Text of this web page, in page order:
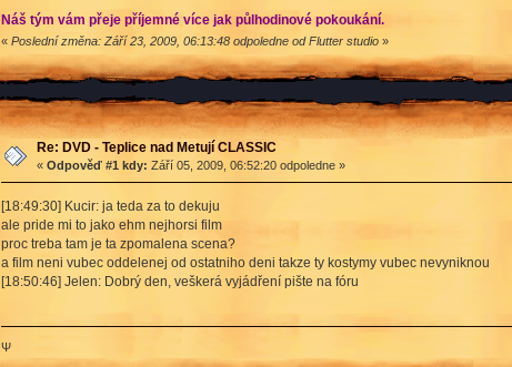
Náš tým vám přeje příjemné více jak půlhodinové pokoukání.
« Poslední změna: Září 23, 2009, 06:13:48 odpoledne od Flutter studio»
Re: DVD - Teplice nad Metují CLASSIC
« Odpověď #1 kdy: Září 05, 2009, 06:52:20 odpoledne »
[18:49:30] Kucir: ja teda za to dekuju
ale pride mi to jako ehm nejhorsi film
proc treba tam je ta zpomalena scena?
a film neni vubec oddelenej od ostatniho deni takze ty kostymy vubec nevyniknou
[18:50:46] Jelen: Dobrý den, veškerá vyjádření pište na fóru
Ψ